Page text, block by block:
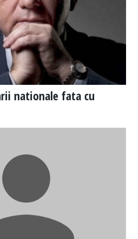
nationale fata cu